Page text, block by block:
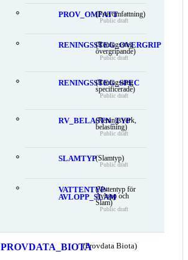
PROV_OMFATT(Provomfattning)
Public draft
RENINGSSTEG_OVERGRIP
(Reningssteg
övergripande)
Public draft
RENINGSSTEG_SPEC
(Reningssteg
specificerade)
Public draft
RV_BELASTN_TYP
(Reningsverk,
belastning)
Public draft
SLAMTYP(Slamtyp)
Public draft
VATTENTYP-
AVLOPP_SLAM
(Vattentyp för
Avlopp och
Slam)
Public draft
PROVDATA_BIOTA(Provdata Biota)